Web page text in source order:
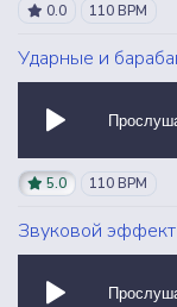
0.0 110 BPM
Ударные и
5.0 110 BPM
Звуковой эффект